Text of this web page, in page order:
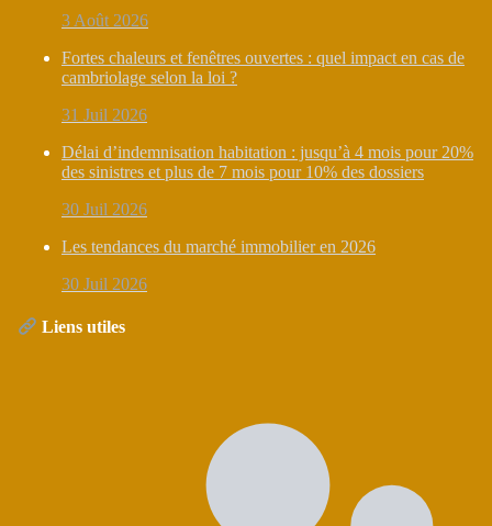
3 Août 2026
Fortes chaleurs et fenêtres ouvertes : quel impact en cas de
cambriolage selon la loi ?
31 Juil 2026
Délai d’indemnisation habitation : jusqu’à 4 mois pour 20%
des sinistres et plus de 7 mois pour 10% des dossiers
30 Juil 2026
Les tendances du marché immobilier en 2026
30 Juil 2026
Liens utiles